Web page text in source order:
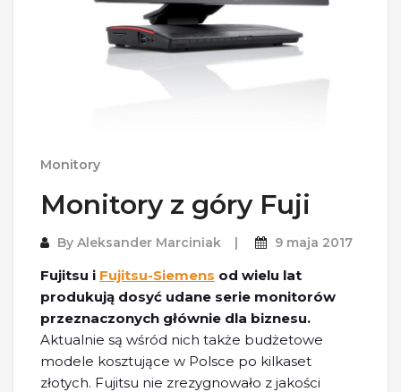
Monitory
Monitory z góry Fuji
By Aleksander Marciniak 9 maja 2017
Fujitsu i Fujitsu-Siemens od wielu lat
produkują dosyć udane serie monitorów
przeznaczonych głównie dla biznesu.
Aktualnie są wśród nich także budżetowe
modele kosztujące w Polsce po kilkaset
złotych. Fujitsu nie zrezygnowało z jakości